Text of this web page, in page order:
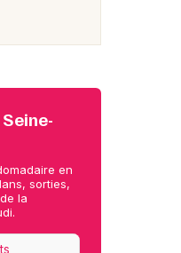
en
sorties,
la